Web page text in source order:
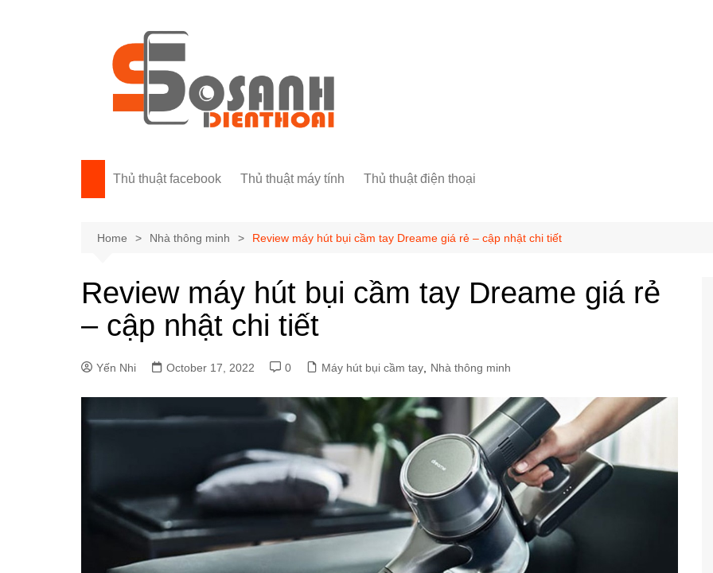
Thủ thuật facebook Thủ thuật máy tính Thủ thuật điện thoại
Home Nhà thông minh Review máy hút bụi cầm tay Dreame giá rẻ – cập nhật chi tiết
Review máy hút bụi cầm tay Dreame giá rẻ
– cập nhật chi tiết
Yến Nhi October 17, 2022 0 Máy hút bụi cầm tay, Nhà thông minh